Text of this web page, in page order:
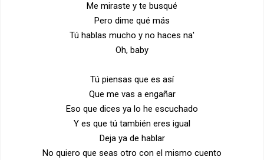
Me miraste y te busqué
Pero dime qué más
Tú hablas mucho y no haces na'
Oh, baby
Tú piensas que es así
Que me vas a engañar
Eso que dices ya lo he escuchado
Y es que tú también eres igual
Deja ya de hablar
No quiero que seas otro con el mismo cuento